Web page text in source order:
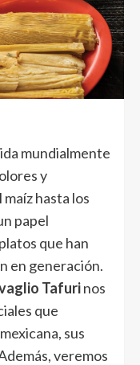
mundialmente
y
hasta los
papel
que han
en generación.
Tafurinos
que
sus
veremos